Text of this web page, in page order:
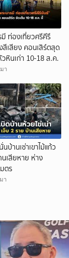
มี ท่องเที่ยวศรีคีรี
สีเสียง คอนเสิร์ตสุด
หินเก่า 10-18 ส.ค.
า
บ้านเช่าเขาไม้แก้ว
นเสียหาย ห่าง
ตร
า